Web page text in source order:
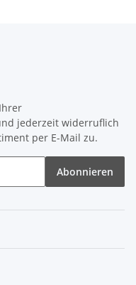
jederzeit widerruflich
per E-Mail zu.
Abonnieren